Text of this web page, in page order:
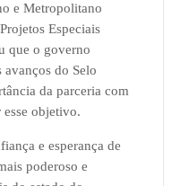
e Metropolitano
Especiais
que o governo
do Selo
da parceria com
objetivo.
e esperança de
poderoso e